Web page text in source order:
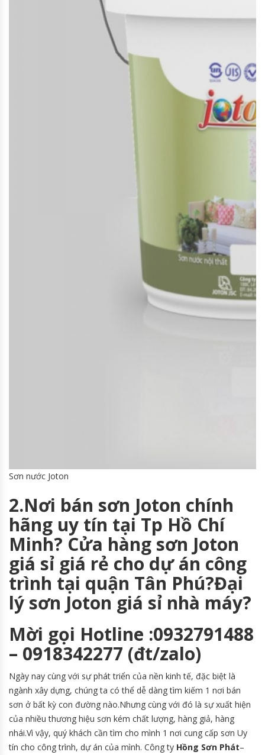
Sơn nước Joton
2.Nơi bán sơn Joton chính
hãng uy tín tại Tp Hồ Chí
Minh? Cửa hàng sơn Joton
giá sỉ giá rẻ cho dự án công
trình tại quận Tân Phú?Đại
lý sơn Joton giá sỉ nhà máy?
Mời gọi Hotline :0932791488
– 0918342277 (đt/zalo)
Ngày nay cùng với sự phát triển của nền kinh tế, đặc biệt là
ngành xây dựng, chúng ta có thể dễ dàng tìm kiếm 1 nơi bán
sơn ở bất kỳ con đường nào.Nhưng cùng với đó là sự xuất hiện
của nhiều thương hiệu sơn kém chất lượng, hàng giả, hàng
nhái.Vì vậy, quý khách cần tìm cho mình 1 nơi cung cấp sơn Uy
tín cho công trình, dự án của mình. Công ty Hồng Sơn Phát–